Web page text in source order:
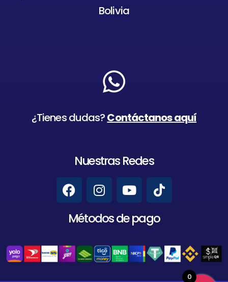
Bolivia
¿Tienes dudas?Contáctanos aquí
Nuestras Redes
Métodos de pago
0